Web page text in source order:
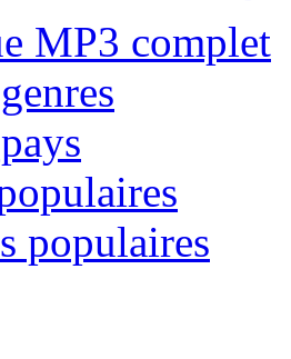
MP3 complet
populaires